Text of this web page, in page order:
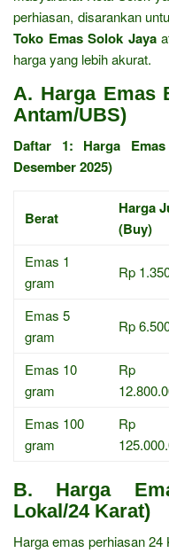
perhiasan, disarankan
Toko Emas Solok Jaya
harga yang lebih akurat.
A. Harga Emas
Antam/UBS)
Daftar 1: Harga
Desember 2025)
Berat
Harga
(Buy)
Emas 1
gram
Rp
Emas 5
gram
Rp
Emas 10
gram
Rp
Emas 100
gram
Rp
B. Harga
Lokal/24 Karat)
Harga emas perhiasan 24